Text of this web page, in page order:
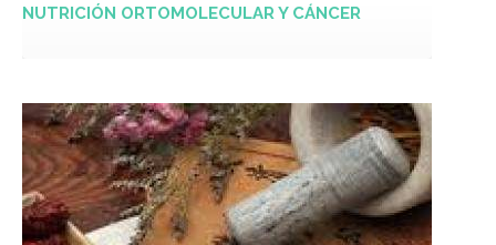
NUTRICIÓN ORTOMOLECULAR Y CÁNCER